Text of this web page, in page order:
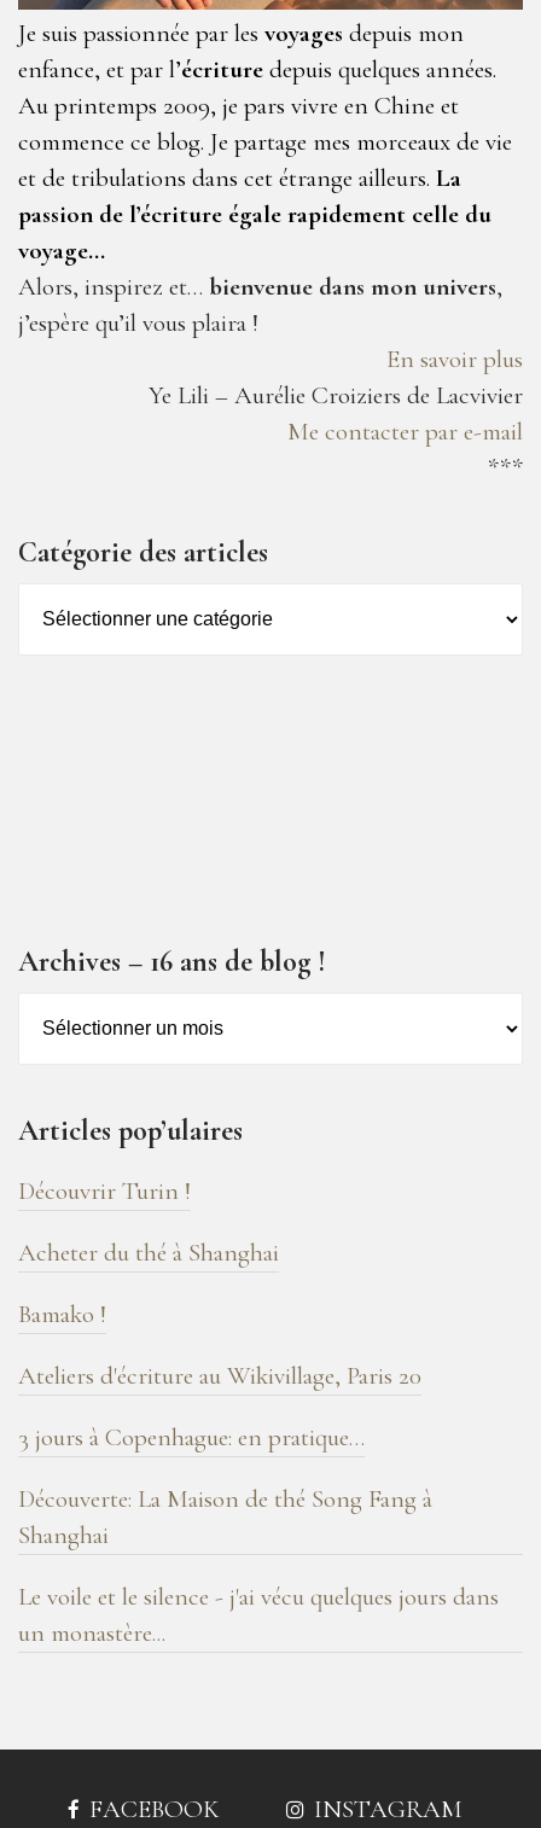
Je suis passionnée par les voyages depuis mon
enfance, et par l’écriture depuis quelques années.
Au printemps 2009, je pars vivre en Chine et
commence ce blog. Je partage mes morceaux de vie
et de tribulations dans cet étrange ailleurs. La
passion de l’écriture égale rapidement celle du
voyage…
Alors, inspirez et… bienvenue dans mon univers,
j’espère qu’il vous plaira !
En savoir plus
Ye Lili – Aurélie Croiziers de Lacvivier
Me contacter par e-mail
***
Catégorie des articles
des
Archives – 16 ans de blog !
de
blog
!
Articles pop’ulaires
Découvrir Turin !
Acheter du thé à Shanghai
Bamako !
Ateliers d'écriture au Wikivillage, Paris 20
3 jours à Copenhague: en pratique…
Découverte: La Maison de thé Song Fang à
Shanghai
Le voile et le silence - j'ai vécu quelques jours dans
un monastère...
FACEBOOK INSTAGRAM